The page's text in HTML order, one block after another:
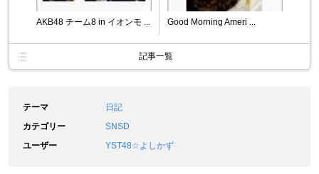
AKB48 チーム8 in イオンモ ... Good Morning Ameri ...
記事一覧
テーマ
日記
カテゴリー
SNSD
ユーザー
YST48☆よしかず